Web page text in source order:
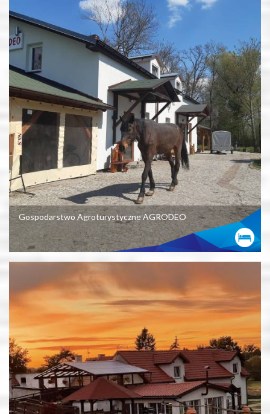
Gospodarstwo Agroturystyczne AGRODEO